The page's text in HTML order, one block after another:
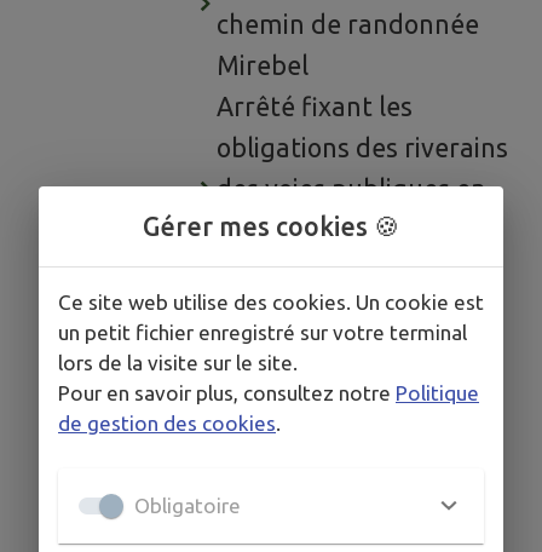
chemin de randonnée
Mirebel
Arrêté fixant les
obligations des riverains
des voies publiques en
temps de neige et
verglas
Gérer mes cookies 🍪
Ce site web utilise des cookies. Un cookie est
un petit fichier enregistré sur votre terminal
lors de la visite sur le site.
Pour en savoir plus, consultez notre Politique
de gestion des cookies
Obligatoire